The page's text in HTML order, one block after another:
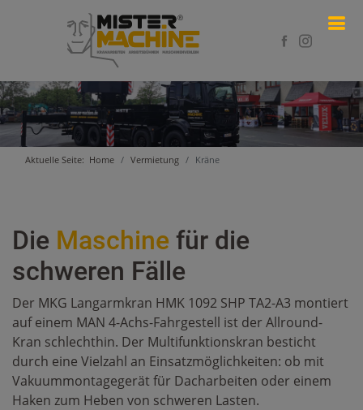
Aktuelle Seite: Home Vermietung Kräne
Die Maschine für die
schweren Fälle
Der MKG Langarmkran HMK 1092 SHP TA2-A3 montiert
auf einem MAN 4-Achs-Fahrgestell ist der Allround-
Kran schlechthin. Der Multifunktionskran besticht
durch eine Vielzahl an Einsatzmöglichkeiten: ob mit
Vakuummontagegerät für Dacharbeiten oder einem
Haken zum Heben von schweren Lasten.